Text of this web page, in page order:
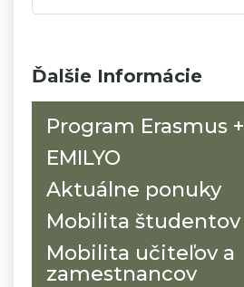
Ďalšie Informácie
Program Erasmus +
EMILYO
Aktuálne ponuky
Mobilita študentov
Mobilita učiteľov a
zamestnancov